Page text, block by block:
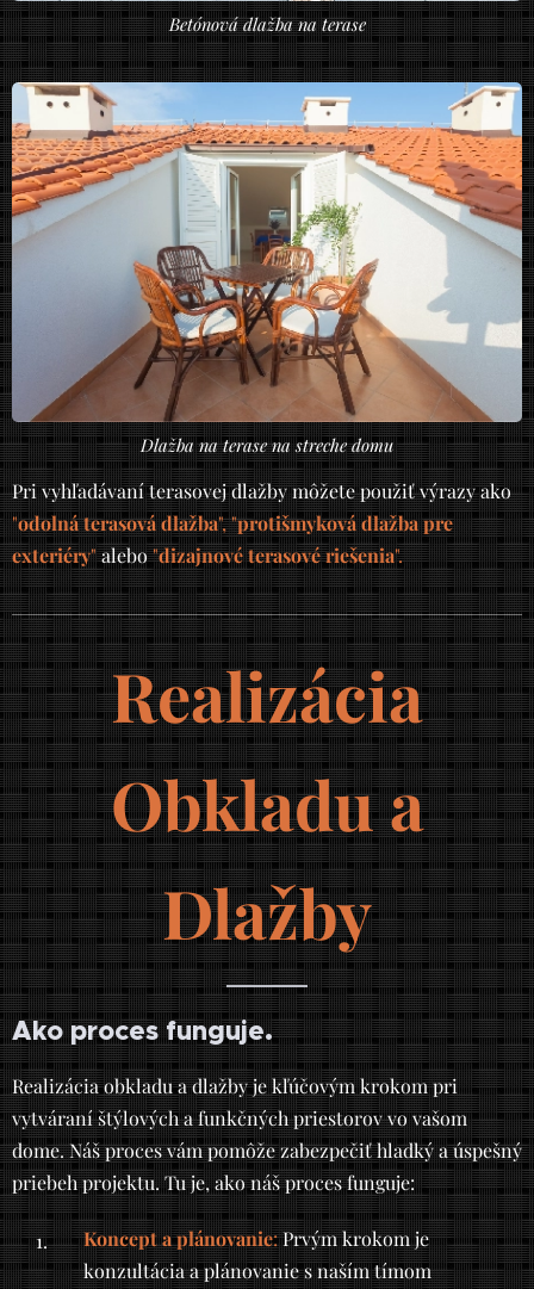
Betónová dlažba na terase
Dlažba na terase na streche domu
Pri vyhľadávaní terasovej dlažby môžete použiť výrazy ako
"odolná terasová dlažba", "protišmyková dlažba pre
exteriéry"alebo"dizajnové terasové riešenia".
Realizácia
Obkladu a
Dlažby
Ako proces funguje.
Realizácia obkladu a dlažby je kľúčovým krokom pri
vytváraní štýlových a funkčných priestorov vo vašom
dome. Náš proces vám pomôže zabezpečiť hladký a úspešný
priebeh projektu. Tu je, ako náš proces funguje:
Koncept a plánovanie:Prvým krokom je
konzultácia a plánovanie s naším tímom